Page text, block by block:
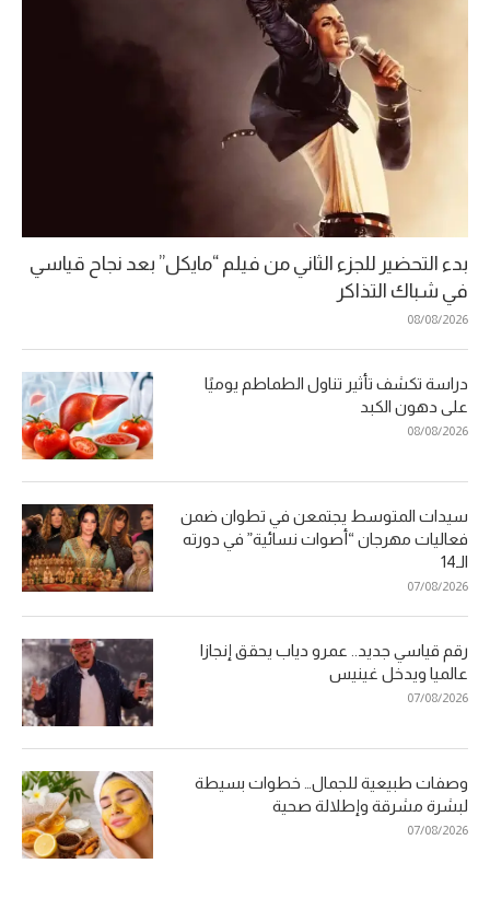
بدء التحضير للجزء الثاني من فيلم “مايكل” بعد نجاح قياسي
في شباك التذاكر
08/08/2026
دراسة تكشف تأثير تناول الطماطم يوميًا
على دهون الكبد
08/08/2026
سيدات المتوسط يجتمعن في تطوان ضمن
فعاليات مهرجان “أصوات نسائية” في دورته
الـ14
07/08/2026
رقم قياسي جديد.. عمرو دياب يحقق إنجازا
عالميا ويدخل غينيس
07/08/2026
وصفات طبيعية للجمال… خطوات بسيطة
لبشرة مشرقة وإطلالة صحية
07/08/2026